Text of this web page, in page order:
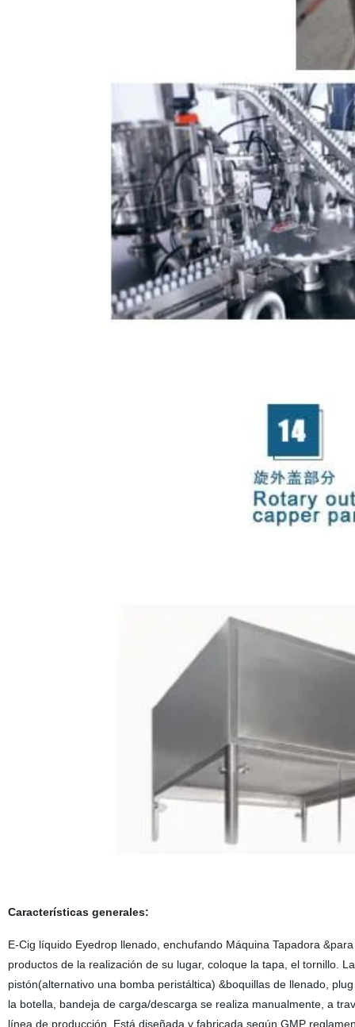
Características generales:
E-Cig líquido Eyedrop llenado, enchufando Máquina Tapadora
productos de la realización de su lugar, coloque la tapa, el tornillo.
pistón(alternativo una bomba peristáltica) &boquillas de llenado,
la botella, bandeja de carga/descarga se realiza manualmente, a
línea de producción. Está diseñada y fabricada según GMP